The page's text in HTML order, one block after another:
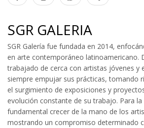
SGR GALERIA
SGR Galería fue fundada en 2014,
en arte contemporáneo latinoamericano.
trabajado de cerca con artistas jóvenes y
siempre empujar sus prácticas, tomando
el surgimiento de exposiciones y
evolución constante de su trabajo. Para la
fundamental crecer de la mano de los
mostrando un compromiso determinado